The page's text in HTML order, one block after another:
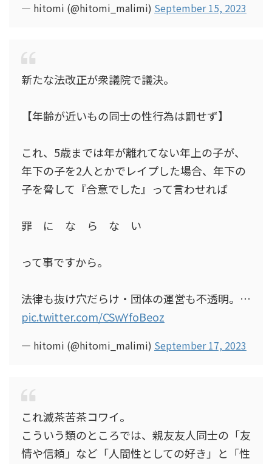
— hitomi (@hitomi_malimi) September 15, 2023
新たな法改正が衆議院で議決。
【年齢が近いもの同士の性行為は罰せず】
これ、5歳までは年が離れてない年上の子が、
年下の子を2人とかでレイプした場合、年下の
子を脅して『合意でした』って言わせれば
罪 に な ら な い
って事ですから。
法律も抜け穴だらけ・団体の運営も不透明。…
pic.twitter.com/CSwYfoBeoz
— hitomi (@hitomi_malimi) September 17, 2023
これ滅茶苦茶コワイ。
こういう類のところでは、親友友人同士の「友
情や信頼」など「人間性としての好き」と「性